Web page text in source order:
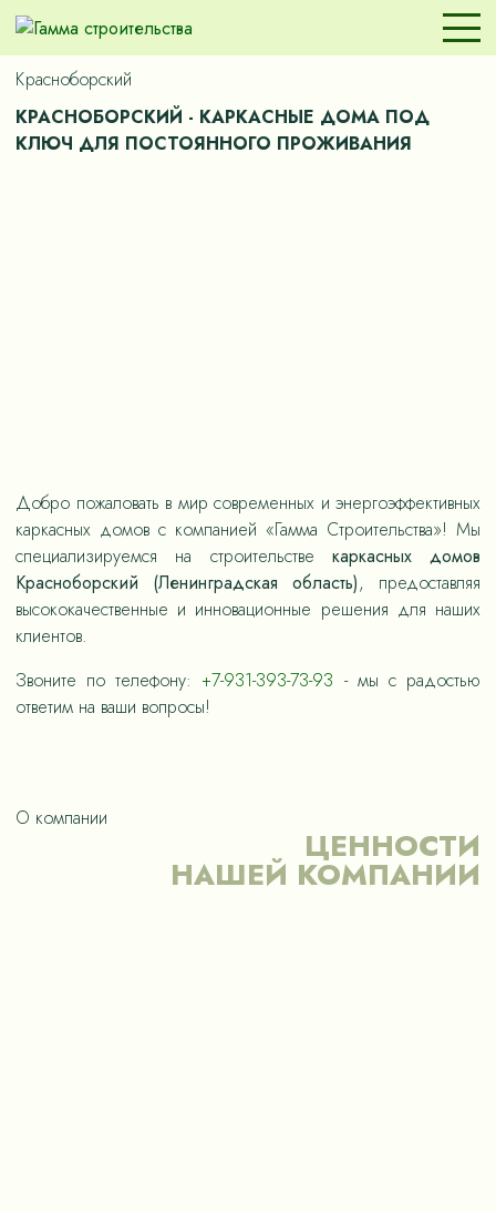
Красноборский
КРАСНОБОРСКИЙ - КАРКАСНЫЕ ДОМА ПОД
КЛЮЧ ДЛЯ ПОСТОЯННОГО ПРОЖИВАНИЯ
Добро пожаловать в мир современных и энергоэффективных
каркасных домов с компанией «Гамма Строительства»! Мы
специализируемся на строительстве каркасных домов
Красноборский (Ленинградская область), предоставляя
высококачественные и инновационные решения для наших
клиентов.
Звоните по телефону:+7-931-393-73-93 - мы с радостью
ответим на ваши вопросы!
О компании
ЦЕННОСТИ
НАШЕЙ КОМПАНИИ